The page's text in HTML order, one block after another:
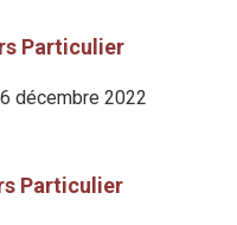
Particulier
décembre 2022
Particulier